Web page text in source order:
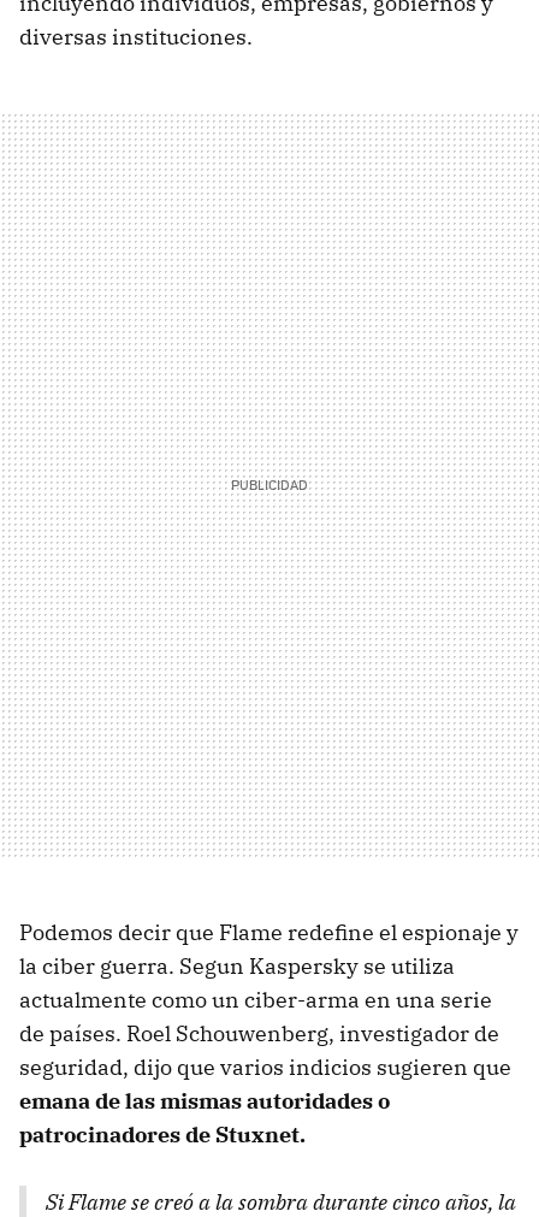
diversas instituciones.
Podemos decir que Flame redefine el espionaje y
la ciber guerra. Segun Kaspersky se utiliza
actualmente como un ciber-arma en una serie
de países. Roel Schouwenberg, investigador de
seguridad, dijo que varios indicios sugieren que
emana de las mismas autoridades o
patrocinadores de Stuxnet.
Si Flame se creó a la sombra durante cinco años, la